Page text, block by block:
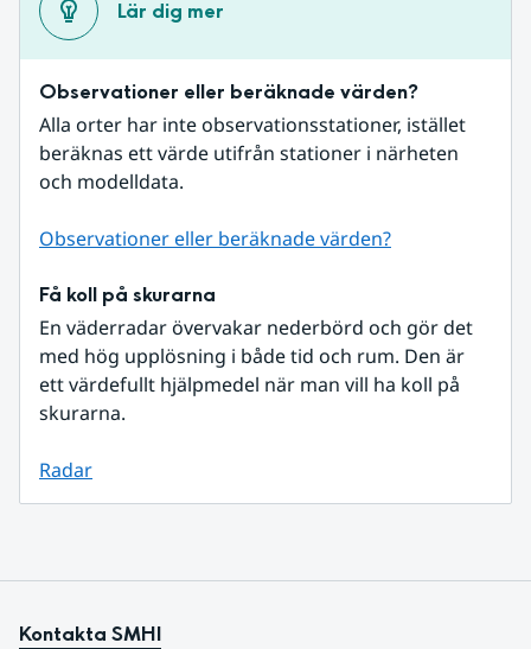
Lär dig mer
Observationer eller beräknade värden?
Alla orter har inte observationsstationer, istället
beräknas ett värde utifrån stationer i närheten
och modelldata.
Observationer eller beräknade värden?
Få koll på skurarna
En väderradar övervakar nederbörd och gör det
med hög upplösning i både tid och rum. Den är
ett värdefullt hjälpmedel när man vill ha koll på
skurarna.
Radar
Kontakta SMHI